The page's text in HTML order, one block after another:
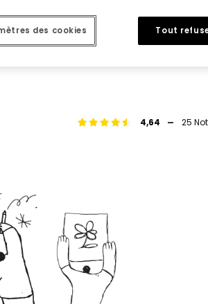
4,64 - 25
Tout
des cookies